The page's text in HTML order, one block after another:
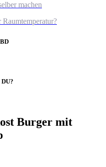
machen
Burger mit